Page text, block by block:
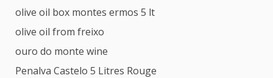
olive oil box montes ermos 5 lt
olive oil from freixo
ouro do monte wine
Penalva Castelo 5 Litres Rouge